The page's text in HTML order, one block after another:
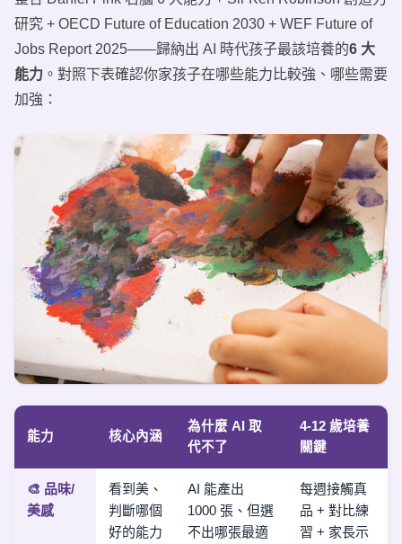
研究 + OECD Future of Education 2030 + WEF Future of
Jobs Report 2025——歸納出 AI 時代孩子最該培養的6 大
能力 。對照下表確認你家孩子在哪些能力比較強、哪些需要
加強：
能力 核心內涵
為什麼 AI 取
代不了
4-12 歲培養
關鍵
🎨 品味/
美感
看到美、
判斷哪個
好的能力
AI 能產出
1000 張、但選
不出哪張最適
每週接觸真
品 + 對比練
習 + 家長示